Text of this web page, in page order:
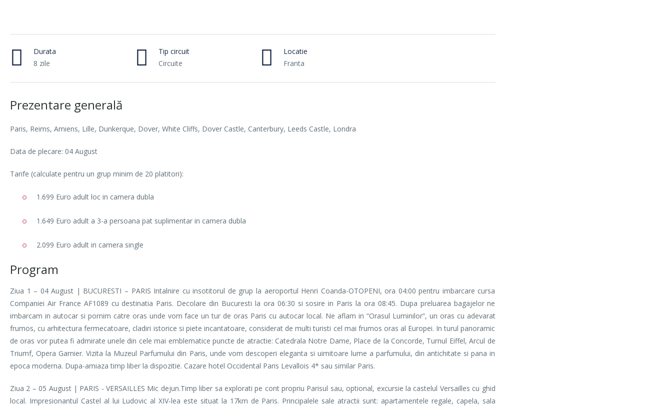
Durata
8 zile
Tip circuit
Circuite
Locatie
Franta
Prezentare generală
Paris, Reims, Amiens, Lille, Dunkerque, Dover, White Cliffs, Dover Castle, Canterbury, Leeds Castle, Londra
Data de plecare: 04 August
Tarife (calculate pentru un grup minim de 20 platitori):
1.699 Euro adult loc in camera dubla
1.649 Euro adult a 3-a persoana pat suplimentar in camera dubla
2.099 Euro adult in camera single
Program
Ziua 1 – 04 August | BUCURESTI – PARIS Intalnire cu insotitorul de grup la aeroportul Henri Coanda-OTOPENI, ora 04:00 pentru imbarcare cursa
Companiei Air France AF1089 cu destinatia Paris. Decolare din Bucuresti la ora 06:30 si sosire in Paris la ora 08:45. Dupa preluarea bagajelor ne
imbarcam in autocar si pornim catre oras unde vom face un tur de oras Paris cu autocar local. Ne aflam in “Orasul Luminilor”, un oras cu adevarat
frumos, cu arhitectura fermecatoare, cladiri istorice si piete incantatoare, considerat de multi turisti cel mai frumos oras al Europei. In turul panoramic
de oras vor putea fi admirate unele din cele mai emblematice puncte de atractie: Catedrala Notre Dame, Place de la Concorde, Turnul Eiffel, Arcul de
Triumf, Opera Garnier. Vizita la Muzeul Parfumului din Paris, unde vom descoperi eleganta si uimitoare lume a parfumului, din antichitate si pana in
epoca moderna. Dupa-amiaza timp liber la dispozitie. Cazare hotel Occidental Paris Levallois 4* sau similar Paris.
Ziua 2 – 05 August | PARIS - VERSAILLES Mic dejun.Timp liber sa explorati pe cont propriu Parisul sau, optional, excursie la castelul Versailles cu ghid
local. Impresionantul Castel al lui Ludovic al XIV-lea este situat la 17km de Paris. Principalele sale atractii sunt: apartamentele regale, capela, sala